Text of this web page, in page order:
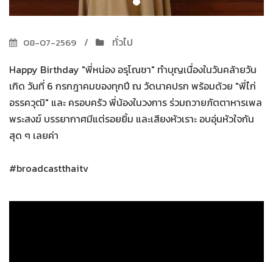
08-07-2569
ทั่วไป
Happy Birthday "พี่หน่อง อรุโณชา" ทำบุญเนื่องในวันคล้ายวัน
เกิด วันที่ 6 กรกฎาคมของทุกปี ณ วัดนาคปรก พร้อมด้วย "พี่ไก่
อรรควุฒิ" และ ครอบครัว พี่น้องในวงการ ร่วมถวายภัตตาหารเพล
พระสงฆ์ บรรยากาศมีแต่รอยยิ้ม และเสียงหัวเราะ อบอุ่นหัวใจกัน
สุด ๆ เลยค่า
#broadcastthaitv